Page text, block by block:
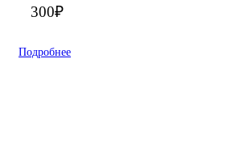
300₽
Подробнее